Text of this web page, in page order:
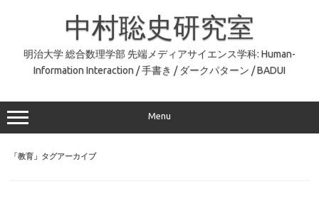
中村聡史研究室
明治大学 総合数理学部 先端メディアサイエンス学科: Human-
Information Interaction / 手書き / ダークパターン / BADUI
Menu
「教育 」タグアーカイブ